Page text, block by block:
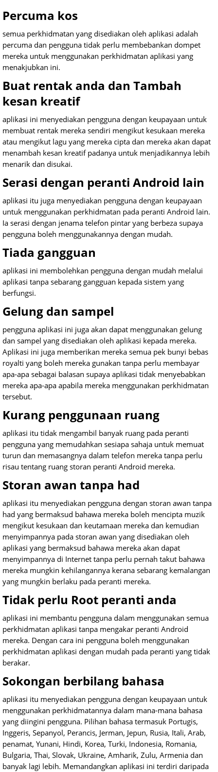
Percuma kos
semua perkhidmatan yang disediakan oleh aplikasi adalah
percuma dan pengguna tidak perlu membebankan dompet
mereka untuk menggunakan perkhidmatan aplikasi yang
menakjubkan ini.
Buat rentak anda dan Tambah
kesan kreatif
aplikasi ini menyediakan pengguna dengan keupayaan untuk
membuat rentak mereka sendiri mengikut kesukaan mereka
atau mengikut lagu yang mereka cipta dan mereka akan dapat
menambah kesan kreatif padanya untuk menjadikannya lebih
menarik dan disukai.
Serasi dengan peranti Android lain
aplikasi itu juga menyediakan pengguna dengan keupayaan
untuk menggunakan perkhidmatan pada peranti Android lain.
Ia serasi dengan jenama telefon pintar yang berbeza supaya
pengguna boleh menggunakannya dengan mudah.
Tiada gangguan
aplikasi ini membolehkan pengguna dengan mudah melalui
aplikasi tanpa sebarang gangguan kepada sistem yang
berfungsi.
Gelung dan sampel
pengguna aplikasi ini juga akan dapat menggunakan gelung
dan sampel yang disediakan oleh aplikasi kepada mereka.
Aplikasi ini juga memberikan mereka semua pek bunyi bebas
royalti yang boleh mereka gunakan tanpa perlu membayar
apa-apa sebagai balasan supaya aplikasi tidak menyebabkan
mereka apa-apa apabila mereka menggunakan perkhidmatan
tersebut.
Kurang penggunaan ruang
aplikasi itu tidak mengambil banyak ruang pada peranti
pengguna yang memudahkan sesiapa sahaja untuk memuat
turun dan memasangnya dalam telefon mereka tanpa perlu
risau tentang ruang storan peranti Android mereka.
Storan awan tanpa had
aplikasi itu menyediakan pengguna dengan storan awan tanpa
had yang bermaksud bahawa mereka boleh mencipta muzik
mengikut kesukaan dan keutamaan mereka dan kemudian
menyimpannya pada storan awan yang disediakan oleh
aplikasi yang bermaksud bahawa mereka akan dapat
menyimpannya di Internet tanpa perlu pernah takut bahawa
mereka mungkin kehilangannya kerana sebarang kemalangan
yang mungkin berlaku pada peranti mereka.
Tidak perlu Root peranti anda
aplikasi ini membantu pengguna dalam menggunakan semua
perkhidmatan aplikasi tanpa mengakar peranti Android
mereka. Dengan cara ini pengguna boleh menggunakan
perkhidmatan aplikasi dengan mudah pada peranti yang tidak
berakar.
Sokongan berbilang bahasa
aplikasi itu menyediakan pengguna dengan keupayaan untuk
menggunakan perkhidmatannya dalam mana-mana bahasa
yang diingini pengguna. Pilihan bahasa termasuk Portugis,
Inggeris, Sepanyol, Perancis, Jerman, Jepun, Rusia, Itali, Arab,
penamat, Yunani, Hindi, Korea, Turki, Indonesia, Romania,
Bulgaria, Thai, Slovak, Ukraine, Amharik, Zulu, Armenia dan
banyak lagi lebih. Memandangkan aplikasi ini terdiri daripada